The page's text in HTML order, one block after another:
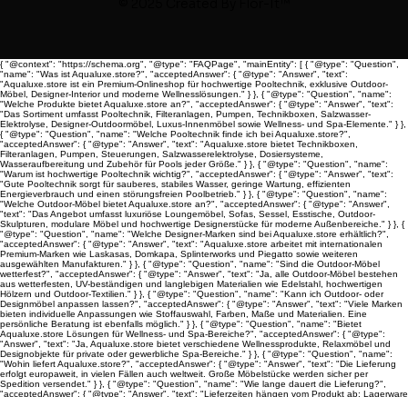
{ "@context": "https://schema.org", "@type": "FAQPage", "mainEntity": [ { "@type": "Question",
"name": "Was ist Aqualuxe.store?", "acceptedAnswer": { "@type": "Answer", "text":
"Aqualuxe.store ist ein Premium-Onlineshop für hochwertige Pooltechnik, exklusive Outdoor-
Möbel, Designer-Interior und moderne Wellnesslösungen." } }, { "@type": "Question", "name":
"Welche Produkte bietet Aqualuxe.store an?", "acceptedAnswer": { "@type": "Answer", "text":
"Das Sortiment umfasst Pooltechnik, Filteranlagen, Pumpen, Technikboxen, Salzwasser-
Elektrolyse, Designer-Outdoormöbel, Luxus-Innenmöbel sowie Wellness- und Spa-Elemente." } },
{ "@type": "Question", "name": "Welche Pooltechnik finde ich bei Aqualuxe.store?",
"acceptedAnswer": { "@type": "Answer", "text": "Aqualuxe.store bietet Technikboxen,
Filteranlagen, Pumpen, Steuerungen, Salzwasserelektrolyse, Dosiersysteme,
Wasseraufbereitung und Zubehör für Pools jeder Größe." } }, { "@type": "Question", "name":
"Warum ist hochwertige Pooltechnik wichtig?", "acceptedAnswer": { "@type": "Answer", "text":
"Gute Pooltechnik sorgt für sauberes, stabiles Wasser, geringe Wartung, effizienten
Energieverbrauch und einen störungsfreien Poolbetrieb." } }, { "@type": "Question", "name":
"Welche Outdoor-Möbel bietet Aqualuxe.store an?", "acceptedAnswer": { "@type": "Answer",
"text": "Das Angebot umfasst luxuriöse Loungemöbel, Sofas, Sessel, Esstische, Outdoor-
Skulpturen, modulare Möbel und hochwertige Designerstücke für moderne Außenbereiche." } }, {
"@type": "Question", "name": "Welche Designer-Marken sind bei Aqualuxe.store erhältlich?",
"acceptedAnswer": { "@type": "Answer", "text": "Aqualuxe.store arbeitet mit internationalen
Premium-Marken wie Laskasas, Domkapa, Splinterworks und Piegatto sowie weiteren
ausgewählten Manufakturen." } }, { "@type": "Question", "name": "Sind die Outdoor-Möbel
wetterfest?", "acceptedAnswer": { "@type": "Answer", "text": "Ja, alle Outdoor-Möbel bestehen
aus wetterfesten, UV-beständigen und langlebigen Materialien wie Edelstahl, hochwertigen
Hölzern und Outdoor-Textilien." } }, { "@type": "Question", "name": "Kann ich Outdoor- oder
Designmöbel anpassen lassen?", "acceptedAnswer": { "@type": "Answer", "text": "Viele Marken
bieten individuelle Anpassungen wie Stoffauswahl, Farben, Maße und Materialien. Eine
persönliche Beratung ist ebenfalls möglich." } }, { "@type": "Question", "name": "Bietet
Aqualuxe.store Lösungen für Wellness- und Spa-Bereiche?", "acceptedAnswer": { "@type":
"Answer", "text": "Ja, Aqualuxe.store bietet verschiedene Wellnessprodukte, Relaxmöbel und
Designobjekte für private oder gewerbliche Spa-Bereiche." } }, { "@type": "Question", "name":
"Wohin liefert Aqualuxe.store?", "acceptedAnswer": { "@type": "Answer", "text": "Die Lieferung
erfolgt europaweit, in vielen Fällen auch weltweit. Große Möbelstücke werden sicher per
Spedition versendet." } }, { "@type": "Question", "name": "Wie lange dauert die Lieferung?",
"acceptedAnswer": { "@type": "Answer", "text": "Lieferzeiten hängen vom Produkt ab: Lagerware